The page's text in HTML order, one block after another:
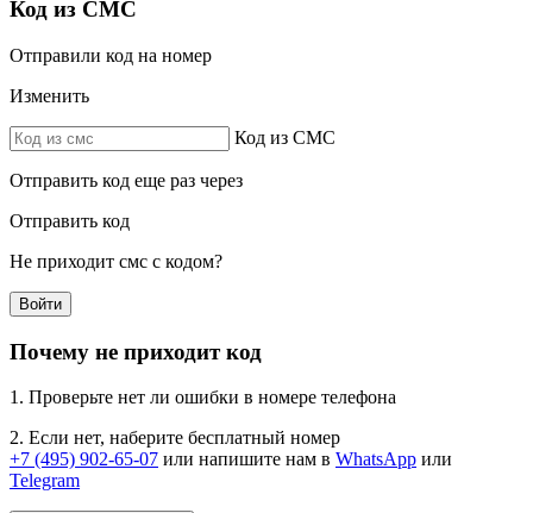
Код из СМС
Отправили код на номер
Изменить
Код из СМС
Отправить код еще раз через
Отправить код
Не приходит смс с кодом?
Войти
Почему не приходит код
1. Проверьте нет ли ошибки в номере телефона
2. Если нет, наберите бесплатный номер
+7 (495) 902-65-07 или напишите нам в WhatsApp или
Telegram